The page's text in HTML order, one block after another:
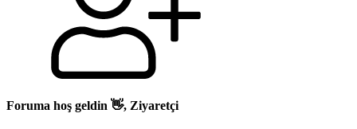
Foruma hoş geldin 👋, Ziyaretçi